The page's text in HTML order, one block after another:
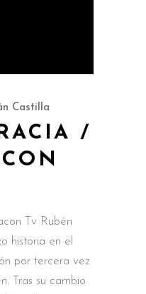
Castilla
/
Tv Rubén
historia en el
por tercera vez
Tras su cambio